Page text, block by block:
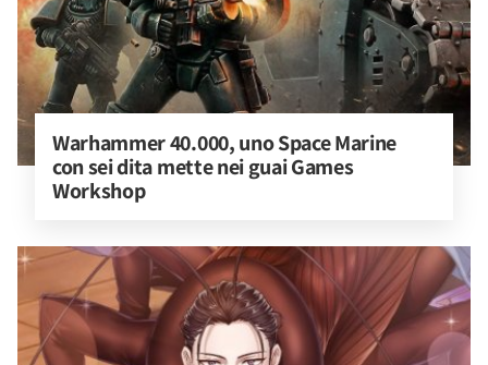
Warhammer 40.000, uno Space Marine
con sei dita mette nei guai Games
Workshop